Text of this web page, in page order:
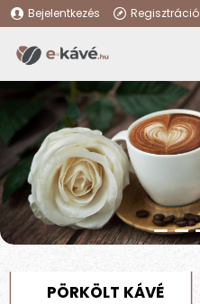
Bejelentkezés Regisztráció
PÖRKÖLT KÁVÉ